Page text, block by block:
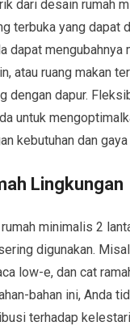
dari desain rumah
terbuka yang dapat
dapat mengubahnya
atau ruang makan
dengan dapur.
untuk
kebutuhan dan gaya
Lingkungan
minimalis 2
digunakan.
low-e, dan cat
bahan ini, Anda
terhadap